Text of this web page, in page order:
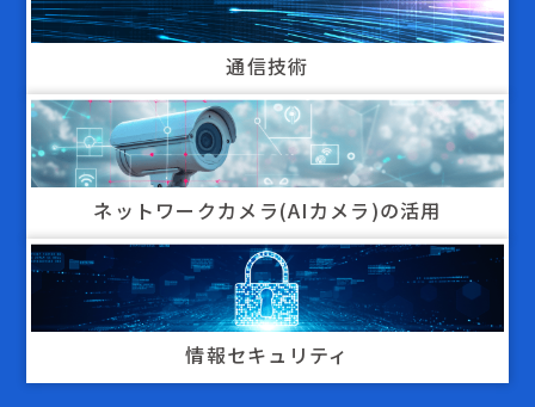
通信技術
ネットワークカメラ(AIカメラ)の活用
情報セキュリティ